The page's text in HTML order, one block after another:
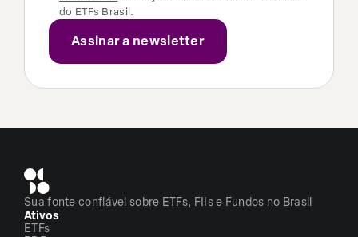
do ETFs Brasil.
Sua fonte confiável sobre ETFs, FIIs e Fundos no Brasil
Ativos
ETFs